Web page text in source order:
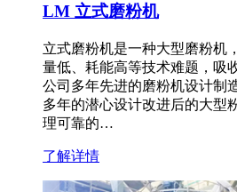
LM 立式磨粉机
立式磨粉机是一种大型磨粉机
量低、耗能高等技术难题，吸
公司多年先进的磨粉机设计制
多年的潜心设计改进后的大型
理可靠的…
了解详情